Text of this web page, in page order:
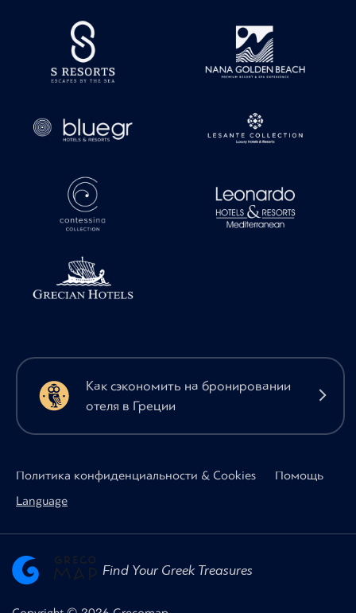
Как сэкономить на бронировании
отеля в Греции
Политика конфиденциальности & Cookies
Помощь
Language
Find Your Greek Treasures